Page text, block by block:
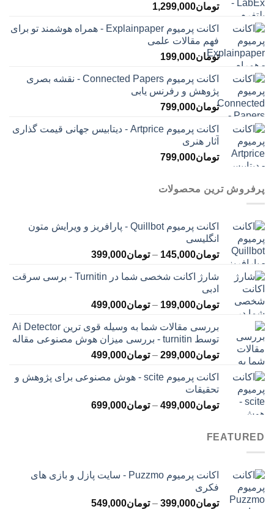
تومان1,299,000
اکانت پرمیوم Explainpaper - همراه هوشمند تو برای
فهم مقالات علمی
تومان199,000
اکانت پرمیوم Connected Papers - نقشه بصری
پژوهش و رفرنس یابی
تومان799,000
اکانت پرمیوم Artprice - دیتابیس جهانی قیمت ‌گذاری
آثار هنری
تومان799,000
پرفروش ترین محصولات
اکانت پرمیوم Quillbot - پارافریز و ویرایش متون
انگلیسی
تومان145,000
– تومان399,000محدوده
تومان145,000
تومان399,000
شارژ اکانت شخصی شما در Turnitin - برسی سرقت
ادبی
تومان199,000
– تومان499,000محدوده
تومان199,000
تا
تومان499,000
بررسی مقالات شما به وسیله قوی ترین Ai Detector
توسط turnitin - بررسی میزان هوش مصنوعی مقاله
تومان299,000
– تومان499,000محدوده
تومان299,000
تومان499,000
اکانت پرمیوم scite - هوش مصنوعی برای پژوهش و
تحقیقات
تومان499,000
– تومان699,000محدوده
FEATURED
اکانت پرمیوم Puzzmo - سایت پازل و بازی های
فکری
تومان399,000
– تومان549,000محدوده